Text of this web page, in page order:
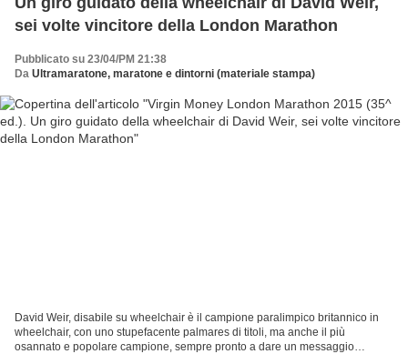
sei volte vincitore della London Marathon
Pubblicato su 23/04/PM 21:38
Da Ultramaratone, maratone e dintorni (materiale stampa)
David Weir, disabile su wheelchair è il campione paralimpico britannico in
wheelchair, con uno stupefacente palmares di titoli, ma anche il più
osannato e popolare campione, sempre pronto a dare un messaggio